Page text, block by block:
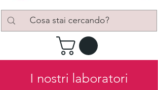
I nostri laboratori